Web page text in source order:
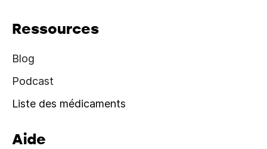
Ressources
Blog
Podcast
Liste des médicaments
Aide